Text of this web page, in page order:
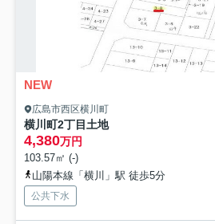
NEW
広島市西区横川町
横川町2丁目土地
4,380万円
103.57㎡ (-)
山陽本線「横川」駅 徒歩5分
公共下水